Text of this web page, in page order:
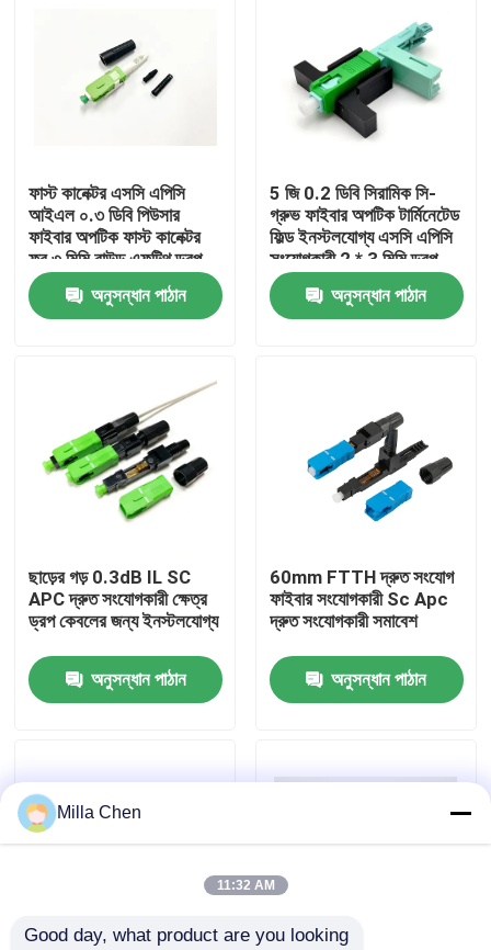
বাড়ি
আমাদের সম্পর্কে
কারখানা ভ্রমণ
মান নিয়ন্ত্রণ
যোগাযোগ করুন
মামলা
ফাইবার অপটিক অবসান বক্স
ফাস্ট কানেক্টর এসসি এপিসি
আইএল ০.৩ ডিবি পিউসার
ফাইবার অপটিক ফাস্ট কানেক্টর
ফর ৩ মিমি রাউন্ড এফটিথ ড্রপ
ক্যাবল
অনুসন্ধান পাঠান
5 জি 0.2 ডিবি সিরামিক সি-
গ্রুভ ফাইবার অপটিক টার্মিনেটেড
ফিল্ড ইনস্টলযোগ্য এসসি এপিসি
সংযোগকারী 2 * 3 মিমি ড্রপ
কেবল
অনুসন্ধান পাঠান
ছাড়ের গড় 0.3dB IL SC
APC দ্রুত সংযোগকারী ক্ষেত্র
ড্রপ কেবলের জন্য ইনস্টলযোগ্য
অনুসন্ধান পাঠান
60mm FTTH দ্রুত সংযোগ
ফাইবার সংযোগকারী Sc Apc
দ্রুত সংযোগকারী সমাবেশ
অনুসন্ধান পাঠান
Milla Chen
11:32 AM
Good day, what product are you looking